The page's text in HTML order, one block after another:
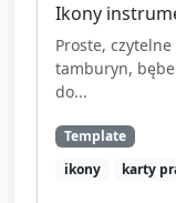
Ikony
Proste,
tamburyn,
do...
Template
ikony
karty